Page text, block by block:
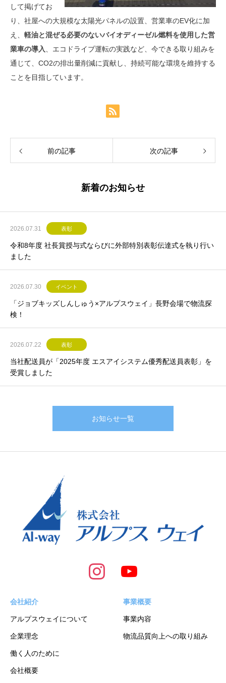
して掲げてお
り、社屋への大規模な太陽光パネルの設置、営業車のEV化に加
え、 軽油と混ぜる必要のないバイオディーゼル燃料を使用した営
業車の導入
、エコドライブ運転の実践など、今できる取り組みを
通じて、CO2の排出量削減に貢献し、持続可能な環境を維持する
ことを目指しています。
前の記事 次の記事
新着のお知らせ
2026.07.31 表彰
令和8年度 社長賞授与式ならびに外部特別表彰伝達式を執り行い
ました
2026.07.30 イベント
「ジョブキッズしんしゅう×アルプスウェイ」長野会場で物流探
検！
2026.07.22 表彰
当社配送員が「2025年度 エスアイシステム優秀配送員表彰」を
受賞しました
お知らせ一覧
会社紹介
アルプスウェイについて
企業理念
働く人のために
会社概要
事業概要
事業内容
物流品質向上への取り組み